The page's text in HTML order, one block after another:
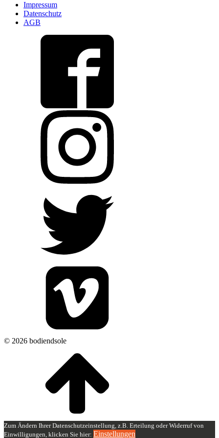
Impressum
Datenschutz
AGB
© 2026 bodiendsole
Zum Ändern Ihrer Datenschutzeinstellung, z.B. Erteilung oder Widerruf von
Einwilligungen, klicken Sie hier: Einstellungen